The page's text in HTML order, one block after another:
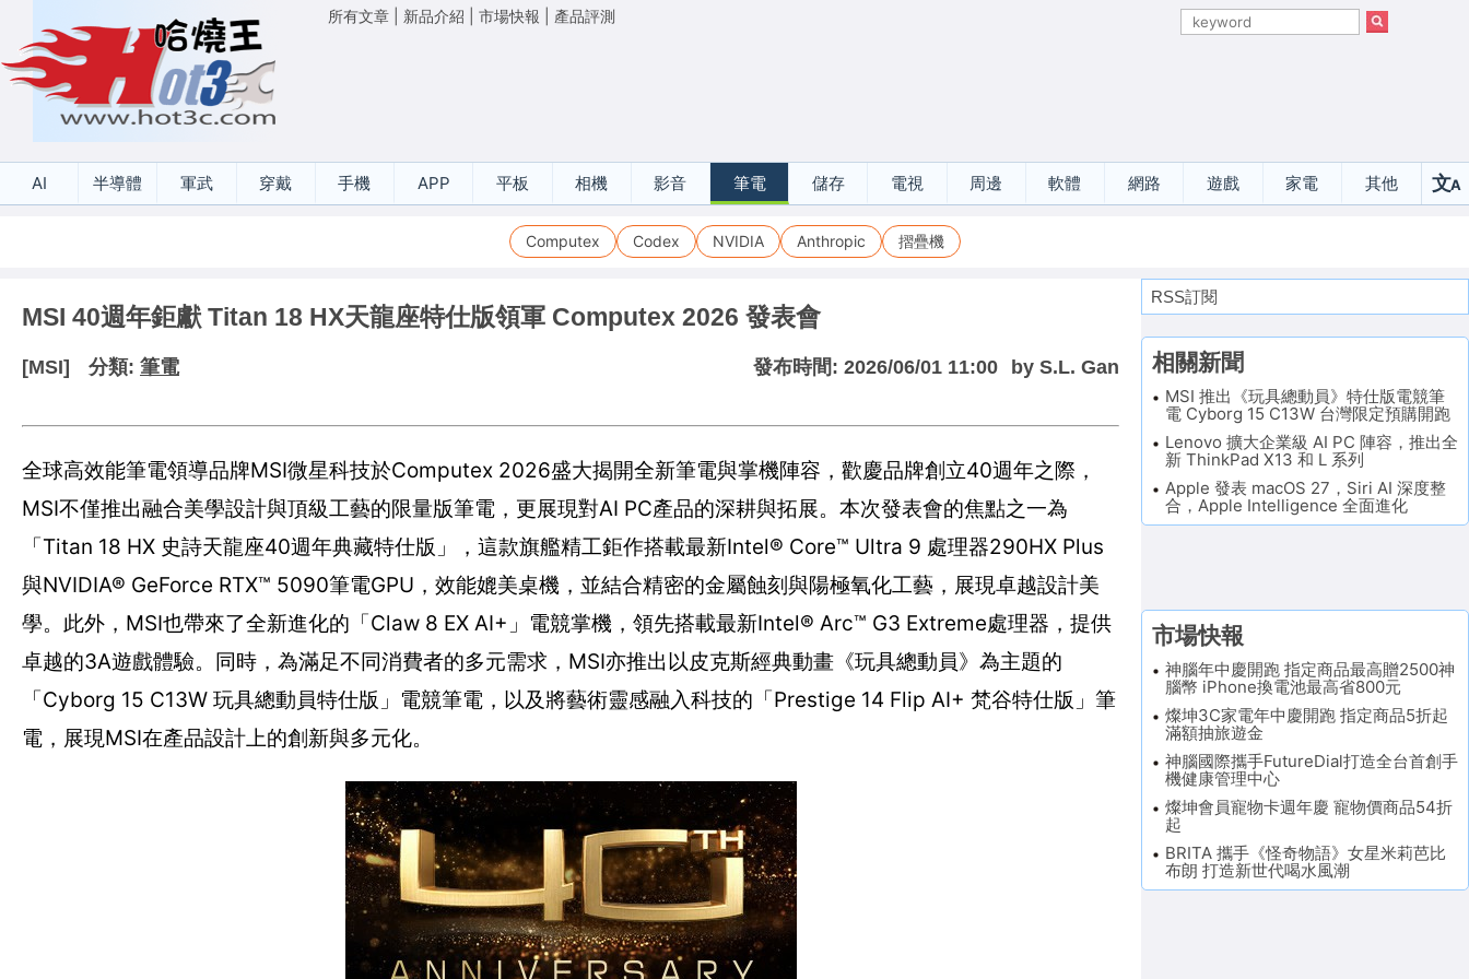
所有文章 新品介紹 市場快報 產品評測
AI 半導體 軍武 穿戴 手機 APP 平板 相機 影音 筆電 儲存 電視 周邊 軟體 網路 遊戲 家電 其他 文A
Computex Codex NVIDIA Anthropic 摺疊機
MSI 40週年鉅獻 Titan 18 HX天龍座特仕版領軍 Computex 2026 發表會
[MSI] 分類: 筆電 發布時間: 2026/06/01 11:00 by S.L. Gan
全球高效能筆電領導品牌MSI微星科技於Computex 2026盛大揭開全新筆電與掌機陣容，歡慶品牌創立40週年之際，
MSI不僅推出融合美學設計與頂級工藝的限量版筆電，更展現對AI PC產品的深耕與拓展。本次發表會的焦點之一為
「Titan 18 HX 史詩天龍座40週年典藏特仕版」，這款旗艦精工鉅作搭載最新Intel® Core™ Ultra 9 處理器290HX Plus
與NVIDIA® GeForce RTX™ 5090筆電GPU，效能媲美桌機，並結合精密的金屬蝕刻與陽極氧化工藝，展現卓越設計美
學。此外，MSI也帶來了全新進化的「Claw 8 EX AI+」電競掌機，領先搭載最新Intel® Arc™ G3 Extreme處理器，提供
卓越的3A遊戲體驗。同時，為滿足不同消費者的多元需求，MSI亦推出以皮克斯經典動畫《玩具總動員》為主題的
「Cyborg 15 C13W 玩具總動員特仕版」電競筆電，以及將藝術靈感融入科技的「Prestige 14 Flip AI+ 梵谷特仕版」筆
電，展現MSI在產品設計上的創新與多元化。
RSS訂閱
相關新聞
MSI 推出《玩具總動員》特仕版電競筆
電 Cyborg 15 C13W 台灣限定預購開跑
Lenovo 擴大企業級 AI PC 陣容，推出全
新 ThinkPad X13 和 L 系列
Apple 發表 macOS 27，Siri AI 深度整
合，Apple Intelligence 全面進化
市場快報
神腦年中慶開跑 指定商品最高贈2500神
腦幣 iPhone換電池最高省800元
燦坤3C家電年中慶開跑 指定商品5折起
滿額抽旅遊金
神腦國際攜手FutureDial打造全台首創手
機健康管理中心
燦坤會員寵物卡週年慶 寵物價商品54折
起
BRITA 攜手《怪奇物語》女星米莉芭比
布朗 打造新世代喝水風潮